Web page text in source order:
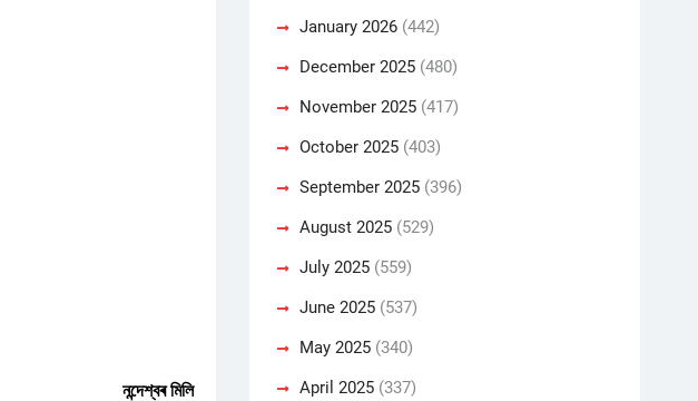
নন্দেশ্বৰ মিলি
January 2026 (442)
December 2025 (480)
November 2025 (417)
October 2025 (403)
September 2025 (396)
August 2025 (529)
July 2025 (559)
June 2025 (537)
May 2025 (340)
April 2025 (337)